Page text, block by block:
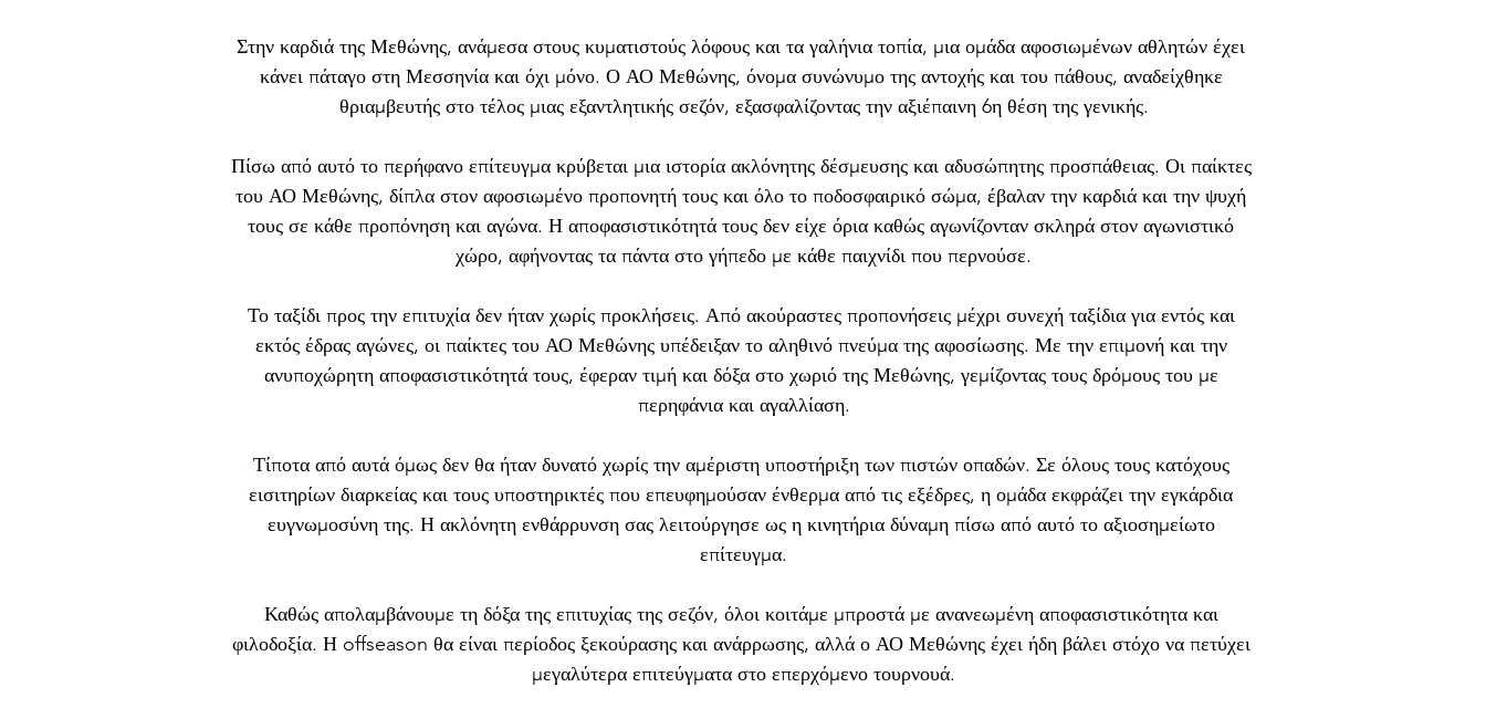
Στην καρδιά της Μεθώνης, ανάμεσα στους κυματιστούς λόφους και τα γαλήνια τοπία, μια ομάδα αφοσιωμένων αθλητών έχει
κάνει πάταγο στη Μεσσηνία και όχι μόνο. Ο ΑΟ Μεθώνης, όνομα συνώνυμο της αντοχής και του πάθους, αναδείχθηκε
θριαμβευτής στο τέλος μιας εξαντλητικής σεζόν, εξασφαλίζοντας την αξιέπαινη 6η θέση της γενικής.
Πίσω από αυτό το περήφανο επίτευγμα κρύβεται μια ιστορία ακλόνητης δέσμευσης και αδυσώπητης προσπάθειας. Οι παίκτες
του ΑΟ Μεθώνης, δίπλα στον αφοσιωμένο προπονητή τους και όλο το ποδοσφαιρικό σώμα, έβαλαν την καρδιά και την ψυχή
τους σε κάθε προπόνηση και αγώνα. Η αποφασιστικότητά τους δεν είχε όρια καθώς αγωνίζονταν σκληρά στον αγωνιστικό
χώρο, αφήνοντας τα πάντα στο γήπεδο με κάθε παιχνίδι που περνούσε.
Το ταξίδι προς την επιτυχία δεν ήταν χωρίς προκλήσεις. Από ακούραστες προπονήσεις μέχρι συνεχή ταξίδια για εντός και
εκτός έδρας αγώνες, οι παίκτες του ΑΟ Μεθώνης υπέδειξαν το αληθινό πνεύμα της αφοσίωσης. Με την επιμονή και την
ανυποχώρητη αποφασιστικότητά τους, έφεραν τιμή και δόξα στο χωριό της Μεθώνης, γεμίζοντας τους δρόμους του με
περηφάνια και αγαλλίαση.
Τίποτα από αυτά όμως δεν θα ήταν δυνατό χωρίς την αμέριστη υποστήριξη των πιστών οπαδών. Σε όλους τους κατόχους
εισιτηρίων διαρκείας και τους υποστηρικτές που επευφημούσαν ένθερμα από τις εξέδρες, η ομάδα εκφράζει την εγκάρδια
ευγνωμοσύνη της. Η ακλόνητη ενθάρρυνση σας λειτούργησε ως η κινητήρια δύναμη πίσω από αυτό το αξιοσημείωτο
επίτευγμα.
Καθώς απολαμβάνουμε τη δόξα της επιτυχίας της σεζόν, όλοι κοιτάμε μπροστά με ανανεωμένη αποφασιστικότητα και
φιλοδοξία. Η offseason θα είναι περίοδος ξεκούρασης και ανάρρωσης, αλλά ο ΑΟ Μεθώνης έχει ήδη βάλει στόχο να πετύχει
μεγαλύτερα επιτεύγματα στο επερχόμενο τουρνουά.